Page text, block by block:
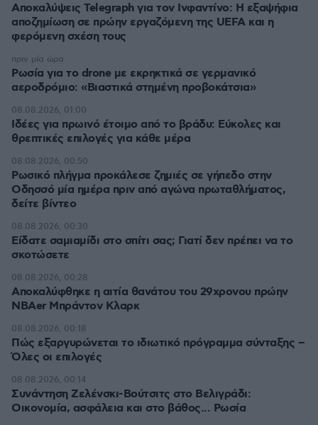
Αποκαλύψεις Telegraph για τον Ινφαντίνο: Η εξαψήφια
αποζημίωση σε πρώην εργαζόμενη της UEFA και η
φερόμενη σχέση τους
Ρωσία για το drone με εκρηκτικά σε γερμανικό
αεροδρόμιο: «Βιαστικά στημένη προβοκάτσια»
πριν μία ώρα
Ιδέες για πρωινό έτοιμο από το βράδυ: Εύκολες και
θρεπτικές επιλογές για κάθε μέρα
08.08.2026, 01:00
Ρωσικό πλήγμα προκάλεσε ζημιές σε γήπεδο στην
Οδησσό μία ημέρα πριν από αγώνα πρωταθλήματος,
δείτε βίντεο
08.08.2026, 00:50
Είδατε σαμιαμίδι στο σπίτι σας; Γιατί δεν πρέπει να το
σκοτώσετε
08.08.2026, 00:30
Αποκαλύφθηκε η αιτία θανάτου του 29χρονου πρώην
NBAer Μπράντον Κλαρκ
08.08.2026, 00:28
Πώς εξαργυρώνεται το ιδιωτικό πρόγραμμα σύνταξης –
Όλες οι επιλογές
08.08.2026, 00:18
Συνάντηση Ζελένσκι-Βούτσιτς στο Βελιγράδι:
Οικονομία, ασφάλεια και στο βάθος... Ρωσία
08.08.2026, 00:14